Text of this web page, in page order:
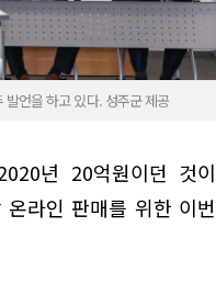
발언을 하고 있다. 성주군 제공
년 20억원이던 것이
라인 판매를 위한 이번